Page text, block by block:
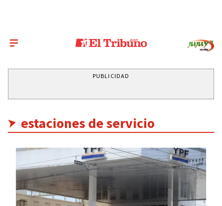
PUBLICIDAD
estaciones de servicio